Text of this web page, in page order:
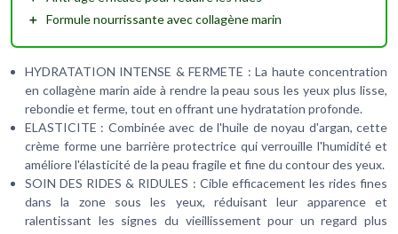
＋ Formule nourrissanteavec collagène marin
HYDRATATION INTENSE & FERMETE : La haute concentration
en collagène marin aide à rendre la peau sous les yeux plus lisse,
rebondie et ferme, tout en offrant une hydratation profonde.
ELASTICITE : Combinée avec de l'huile de noyau d'argan, cette
crème forme une barrière protectrice qui verrouille l'humidité et
améliore l'élasticité de la peau fragile et fine du contour des yeux.
SOIN DES RIDES & RIDULES : Cible efficacement les rides fines
dans la zone sous les yeux, réduisant leur apparence et
ralentissant les signes du vieillissement pour un regard plus